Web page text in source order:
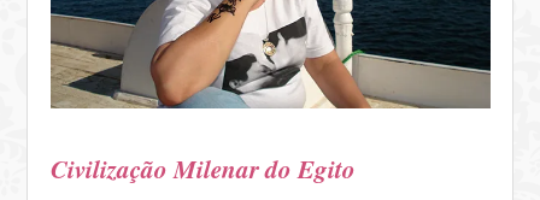
Civilização Milenar do Egito